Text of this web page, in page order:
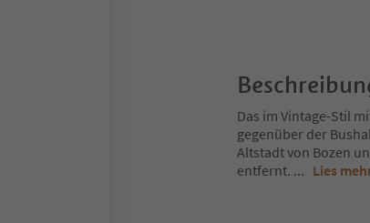
Das im Vintage-Stil
gegenüber der
Altstadt von Bozen
entfernt. ... Lies